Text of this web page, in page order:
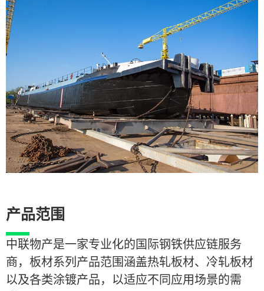
产品范围
中联物产是一家专业化的国际钢铁供应链服务
商，板材系列产品范围涵盖热轧板材、冷轧板材
以及各类涂镀产品，以适应不同应用场景的需